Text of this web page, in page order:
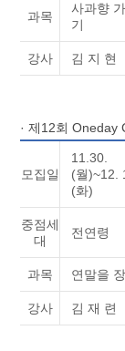
과목
사과향
기
강사 김 지 현
· 제12회 Oneday
모집일
11.30.
(월)~12.
(화)
중점세
대
전연령
과목 연말을
강사 김 재 련